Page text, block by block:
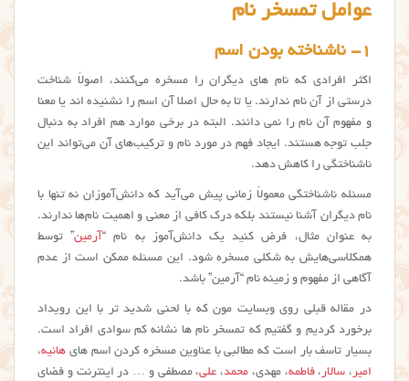
عوامل تمسخر نام
۱- ناشناخته بودن اسم
اکثر افرادی که نام های دیگران را مسخره می‌کنند، اصولاً شناخت
درستی از آن نام ندارند. یا تا به حال اصلا آن اسم را نشنیده اند یا معنا
و مفهوم آن نام را نمی دانند. البته در برخی موارد هم افراد به دنبال
جلب توجه هستند. ایجاد فهم در مورد نام و ترکیب‌های آن می‌تواند این
ناشناختگی را کاهش دهد.
مسئله ناشناختگی معمولاً زمانی پیش می‌آید که دانش‌آموزان نه تنها با
نام دیگران آشنا نیستند بلکه درک کافی از معنی و اهمیت نام‌ها ندارند.
به عنوان مثال، فرض کنید یک دانش‌آموز به نام “آرمین” توسط
همکلاسی‌هایش به شکلی مسخره شود. این مسئله ممکن است از عدم
آگاهی از مفهوم و زمینه نام “آرمین” باشد.
در مقاله قبلی روی وبسایت مون که با لحنی شدید تر با این رویداد
برخورد کردیم و گفتیم که تمسخر نام ها نشانه کم سوادی افراد است.
بسیار تاسف بار است که مطالبی با عناوین مسخره کردن اسم های هانیه،
امیر، سالار،فاطمه، مهدی، محمد، علی، مصطفی و … در اینترنت و فضای